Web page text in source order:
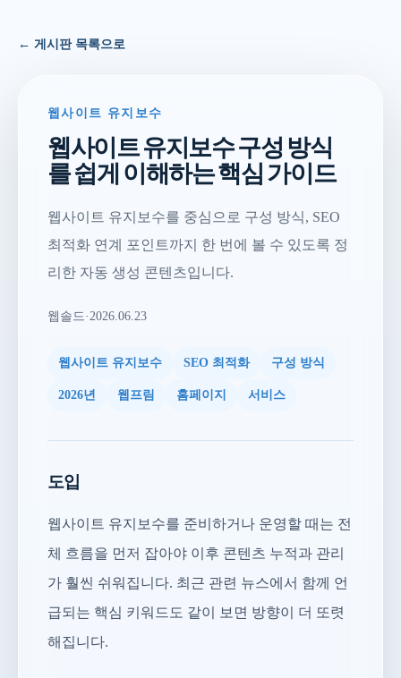
← 게시판 목록으로
웹사이트 유지보수
웹사이트 유지보수 구성 방식
를 쉽게 이해하는 핵심 가이드
웹사이트 유지보수를 중심으로 구성 방식, SEO
최적화 연계 포인트까지 한 번에 볼 수 있도록 정
리한 자동 생성 콘텐츠입니다.
웹솔드·2026.06.23
웹사이트 유지보수 SEO 최적화 구성 방식
2026년 웹프림 홈페이지 서비스
도입
웹사이트 유지보수를 준비하거나 운영할 때는 전
체 흐름을 먼저 잡아야 이후 콘텐츠 누적과 관리
가 훨씬 쉬워집니다. 최근 관련 뉴스에서 함께 언
급되는 핵심 키워드도 같이 보면 방향이 더 또렷
해집니다.